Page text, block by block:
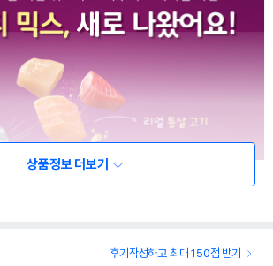
상품정보 더보기
후기작성하고 최대 150점 받기